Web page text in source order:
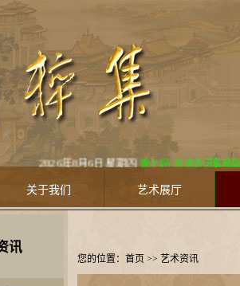
2026年8月6日 星期四 晚上好! 欢迎访问集粹斋美
关于我们 艺术展厅
讯
您的位置： 首页 >> 艺术资讯